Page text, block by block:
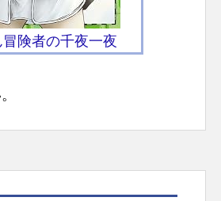
険者の千夜一夜